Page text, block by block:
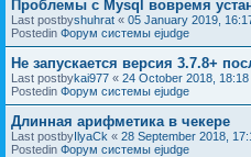
Проблемы с Mysql вовремя
Last postbyshuhrat « 05 January 2019,
Postedin Форум системы ejudge
Не запускается версия 3.7.8+
Last postbykai977 « 24 October 2018, 18:18
Postedin Форум системы ejudge
Длинная арифметика в чекере
Last postbyIlyaCk « 28 September 2018,
Postedin Форум системы ejudge